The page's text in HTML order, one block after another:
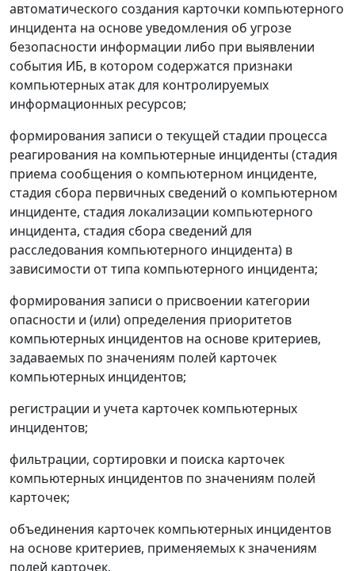
автоматического создания карточки компьютерного
инцидента на основе уведомления об угрозе
безопасности информации либо при выявлении
события ИБ, в котором содержатся признаки
компьютерных атак для контролируемых
информационных ресурсов;
формирования записи о текущей стадии процесса
реагирования на компьютерные инциденты (стадия
приема сообщения о компьютерном инциденте,
стадия сбора первичных сведений о компьютерном
инциденте, стадия локализации компьютерного
инцидента, стадия сбора сведений для
расследования компьютерного инцидента) в
зависимости от типа компьютерного инцидента;
формирования записи о присвоении категории
опасности и (или) определения приоритетов
компьютерных инцидентов на основе критериев,
задаваемых по значениям полей карточек
компьютерных инцидентов;
регистрации и учета карточек компьютерных
инцидентов;
фильтрации, сортировки и поиска карточек
компьютерных инцидентов по значениям полей
карточек;
объединения карточек компьютерных инцидентов
на основе критериев, применяемых к значениям
полей карточек.